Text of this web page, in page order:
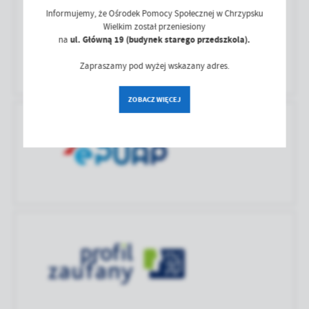
treści w postaci wiadomości, ofert, komunikatów mediów
społecznościowych.
aktualizacji
Ostatnio
zaktualizował
Anna Jabłońska
Informujemy, że Ośrodek Pomocy Społecznej w Chrzypsku
Wielkim został przeniesiony
na ul. Główną 19 (budynek starego przedszkola).
Zapraszamy pod wyżej wskazany adres.
ZOBACZ WIĘCEJ